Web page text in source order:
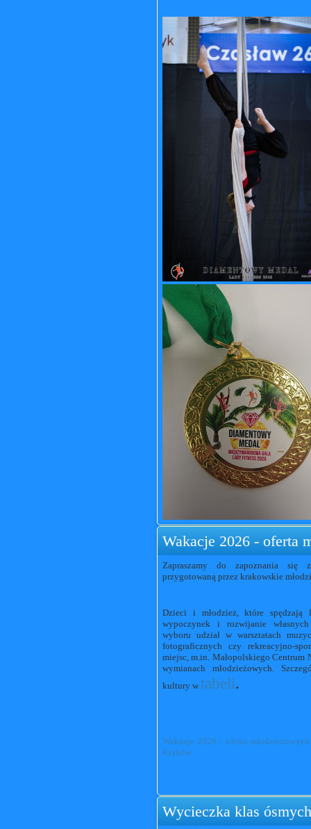
Wakacje 2026 - oferta
Zapraszamy do zapoznania
przygotowaną przez krakowskie
Dzieci i młodzież, które
wypoczynek i rozwijanie
wyboru udział w warsztatach
fotograficznych czy rekreacyjno-
miejsc, m.in. Małopolskiego
wymianach młodzieżowych.
kultury w tabeli.
Wakacje 2026 - oferta
Kraków
Wycieczka klas